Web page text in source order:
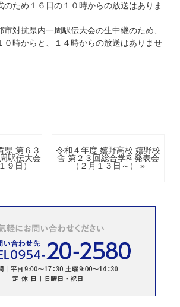
ため１６日の１０時からの放送はありま
対抗県内一周駅伝大会の生中継のため、
０時からと、１４時からの放送はありませ
県 第６３
駅伝大会
９日）
令和４年度 嬉野高校 嬉野校
舎 第２３回総合学科発表会
（２月１３日～） »